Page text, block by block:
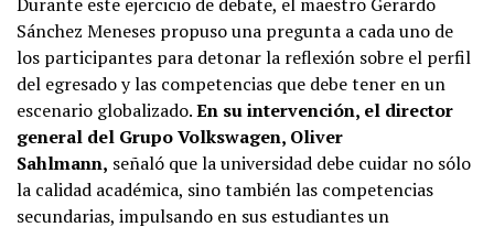
Sánchez Meneses propuso una pregunta a cada uno de
los participantes para detonar la reflexión sobre el perfil
del egresado y las competencias que debe tener en un
escenario globalizado.En su intervención, el director
general del Grupo Volkswagen, Oliver
Sahlmann, señaló que la universidad debe cuidar no sólo
la calidad académica, sino también las competencias
secundarias, impulsando en sus estudiantes un